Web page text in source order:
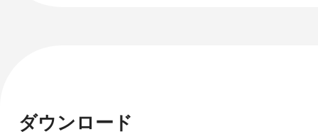
ダウンロード